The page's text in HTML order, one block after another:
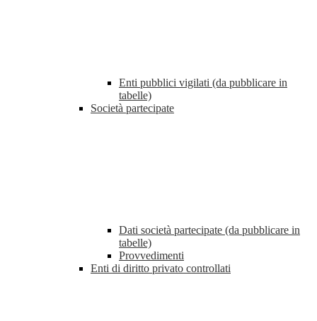
Enti pubblici vigilati (da pubblicare in
tabelle)
Società partecipate
Dati società partecipate (da pubblicare in
tabelle)
Provvedimenti
Enti di diritto privato controllati